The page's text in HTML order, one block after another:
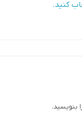
کنید.
بنویسید.